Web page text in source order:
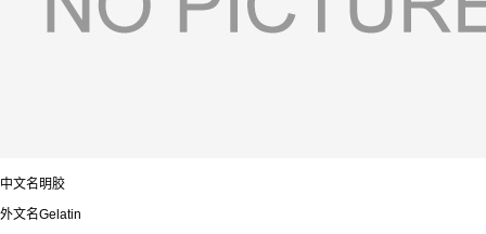
中文名明胶
外文名Gelatin